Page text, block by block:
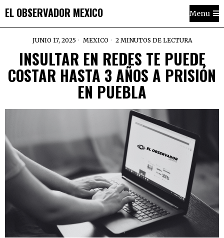
EL OBSERVADOR MEXICO Menu
JUNIO 17, 2025 MEXICO 2 MINUTOS DE LECTURA
INSULTAR EN REDES TE PUEDE
COSTAR HASTA 3 AÑOS A PRISIÓN
EN PUEBLA